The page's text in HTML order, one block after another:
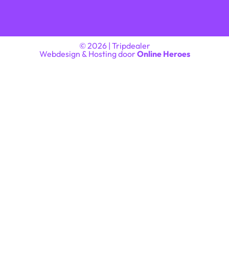
© 2026 | Tripdealer
Webdesign & Hosting doorOnline Heroes